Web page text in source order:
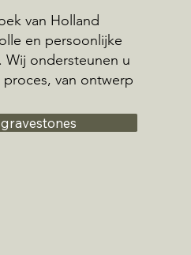
van Holland
en persoonlijke
Wij ondersteunen u
van ontwerp